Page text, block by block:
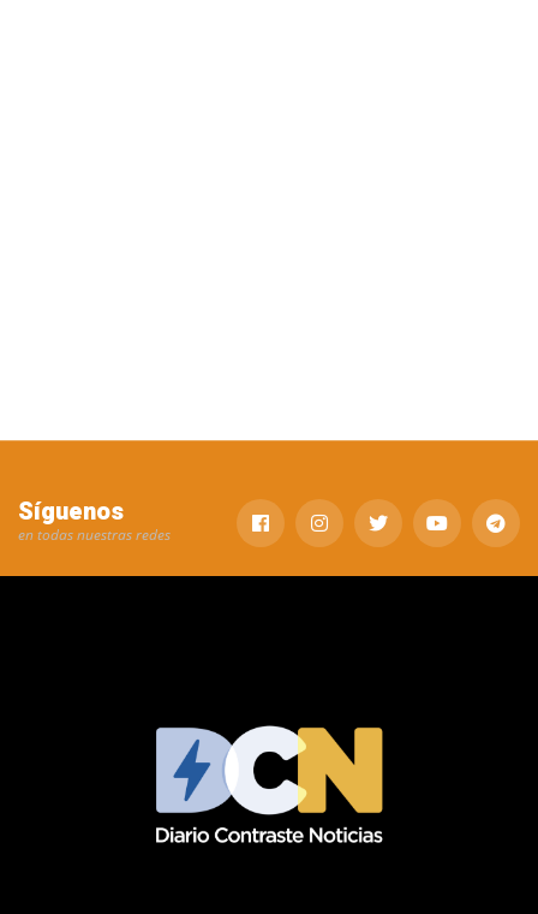
Síguenos
en todas nuestras redes